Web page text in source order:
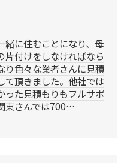
緒に住むことになり、母
片付けをしなければなら
り色々な業者さんに見積
て頂きました。他社では
った見積もりもフルサポ
東さんでは700…